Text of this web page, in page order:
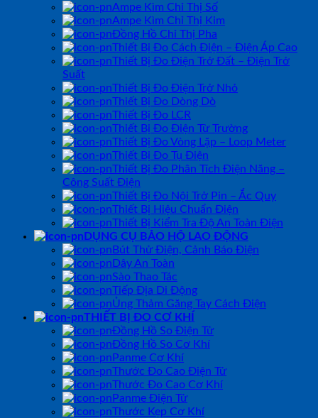
Ampe Kìm Chỉ Thị Số
Ampe Kìm Chỉ Thị Kim
Đồng Hồ Chỉ Thị Pha
Thiết Bị Đo Cách Điện – Điện Áp Cao
Thiết Bị Đo Điện Trở Đất – Điện Trở
Suất
Thiết Bị Đo Điện Trở Nhỏ
Thiết Bị Đo Dòng Dò
Thiết Bị Đo LCR
Thiết Bị Đo Điện Từ Trường
Thiết Bị Đo Vòng Lặp – Loop Meter
Thiết Bị Đo Tụ Điện
Thiết Bị Đo Phân Tích Điện Năng –
Công Suất Điện
Thiết Bị Đo Nội Trở Pin – Ắc Quy
Thiết Bị Hiệu Chuẩn Điện
Thiết Bị Kiểm Tra Độ An Toàn Điện
DỤNG CỤ BẢO HỘ LAO ĐỘNG
Bút Thử Điện, Cảnh Báo Điện
Dây An Toàn
Sào Thao Tác
Tiếp Địa Di Động
Ủng Thảm Găng Tay Cách Điện
THIẾT BỊ ĐO CƠ KHÍ
Đồng Hồ So Điện Tử
Đồng Hồ So Cơ Khí
Panme Cơ Khí
Thước Đo Cao Điện Tử
Thước Đo Cao Cơ Khí
Panme Điện Tử
Thước Kẹp Cơ Khí